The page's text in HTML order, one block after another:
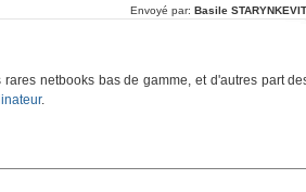
Envoyé par: Basile
netbooks bas de gamme, et d'autres part
.